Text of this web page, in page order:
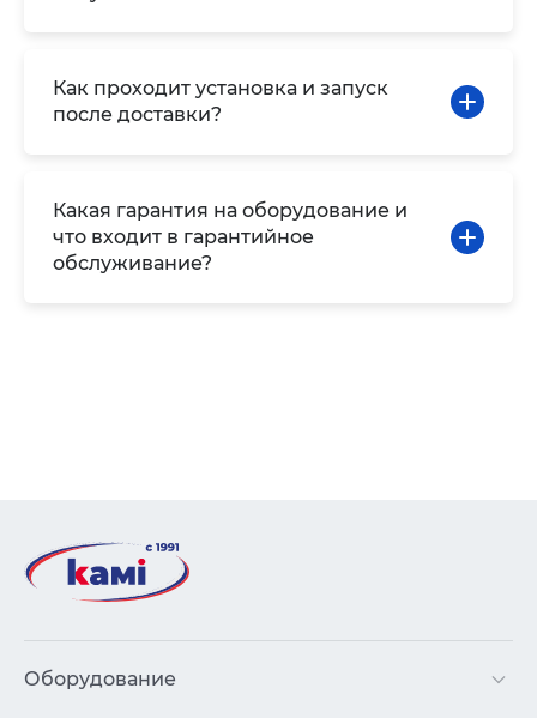
Как проходит установка и запуск
после доставки?
Какая гарантия на оборудование и
что входит в гарантийное
обслуживание?
Оборудование